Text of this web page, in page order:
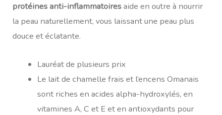
protéines anti-inflammatoiresaide en outre à nourrir
la peau naturellement, vous laissant une peau plus
douce et éclatante.
Lauréat de plusieurs prix
Le lait de chamelle frais et l’encens Omanais
sont riches en acides alpha-hydroxylés, en
vitamines A, C et E et en antioxydants pour